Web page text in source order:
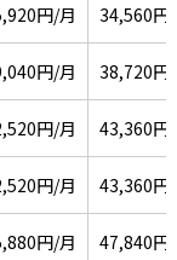
円/月 34,560円
円/月 38,720円
円/月 43,360円
円/月 43,360円
円/月 47,840円